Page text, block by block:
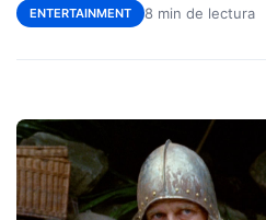
ENTERTAINMENT 8 min de lectura